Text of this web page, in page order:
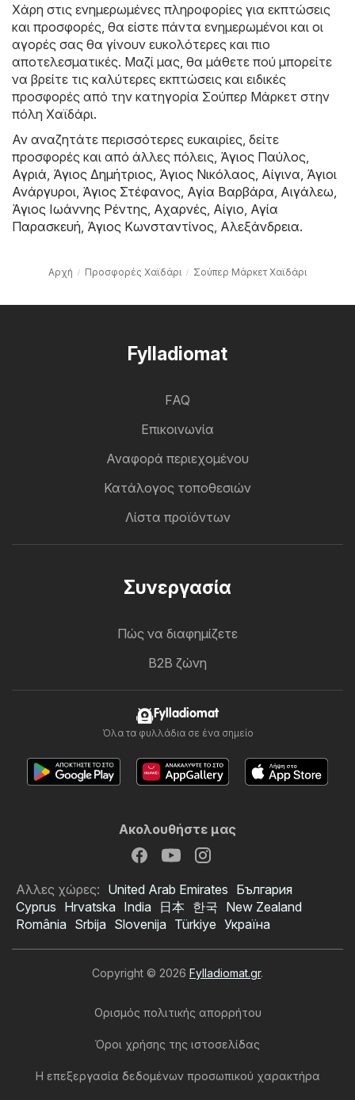
Χάρη στις ενημερωμένες πληροφορίες για εκπτώσεις
και προσφορές, θα είστε πάντα ενημερωμένοι και οι
αγορές σας θα γίνουν ευκολότερες και πιο
αποτελεσματικές. Μαζί μας, θα μάθετε πού μπορείτε
να βρείτε τις καλύτερες εκπτώσεις και ειδικές
προσφορές από την κατηγορία Σούπερ Μάρκετ στην
πόλη Χαϊδάρι.
Αν αναζητάτε περισσότερες ευκαιρίες, δείτε
προσφορές και από άλλες πόλεις, Άγιος Παύλος
Αγριά Άγιος Δημήτριος Άγιος Νικόλαος Αίγινα Άγιοι
Ανάργυροι Άγιος Στέφανος Αγία Βαρβάρα Αιγάλεω
Άγιος Ιωάννης Ρέντης Αχαρνές Αίγιο Αγία
Παρασκευή Άγιος Κωνσταντίνος Αλεξάνδρεια.
Αρχή Προσφορές Χαϊδάρι Σούπερ Μάρκετ Χαϊδάρι
Fylladiomat
FAQ
Επικοινωνία
Αναφορά περιεχομένου
Κατάλογος τοποθεσιών
Λίστα προϊόντων
Συνεργασία
Πώς να διαφημίζετε
B2B ζώνη
Fylladiomat
Όλα τα φυλλάδια σε ένα σημείο
Ακολουθήστε μας
Αλλες χώρες: United Arab Emirates България
Cyprus Hrvatska India 日本 한국 New Zealand
România Srbija Slovenija Türkiye Україна
Copyright © 2026 Fylladiomat.gr.
Ορισμός πολιτικής απορρήτου
Όροι χρήσης της ιστοσελίδας
Η επεξεργασία δεδομένων προσωπικού χαρακτήρα